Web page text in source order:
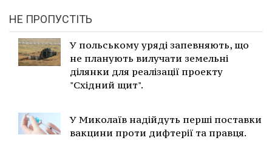
НЕ ПРОПУСТІТЬ
У польському уряді запевняють, що
не планують вилучати земельні
ділянки для реалізації проекту
"Східний щит".
У Миколаїв надійдуть перші поставки
вакцини проти дифтерії та правця.